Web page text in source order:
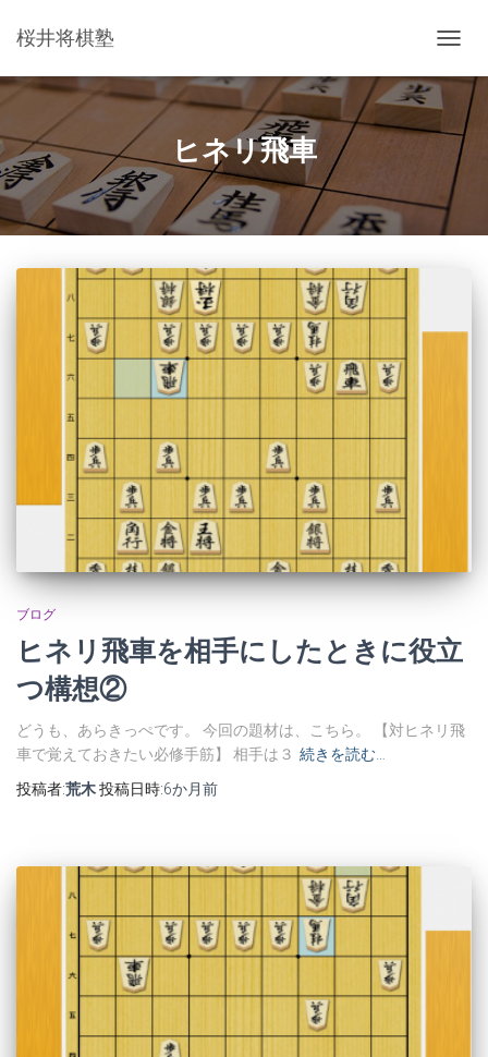
桜井将棋塾
ビ
シ
ョ
ン
を
切
ヒネリ飛車
ブログ
ヒネリ飛車を相手にしたときに役立
つ構想②
どうも、あらきっぺです。 今回の題材は、こちら。 【対ヒネリ飛
車で覚えておきたい必修手筋】 相手は３ 続きを読む…
投稿者:荒木投稿日時:6か月前